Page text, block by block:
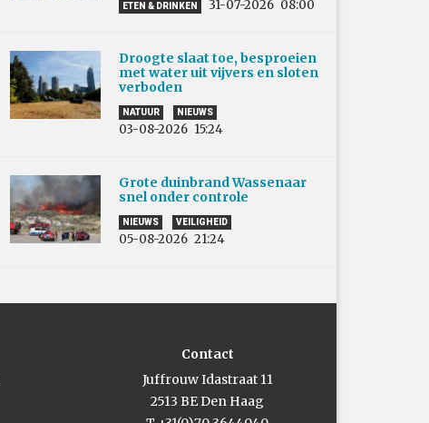
ETEN & DRINKEN 31-07-2026 08:00
Droogte slaat toe, besproeien
met water uit vijvers en sloten
verboden
NATUUR NIEUWS
03-08-2026 15:24
Grote duinbrand Wassenaar
snel onder controle
NIEUWS VEILIGHEID
05-08-2026 21:24
Contact
Juffrouw Idastraat 11
2513 BE Den Haag